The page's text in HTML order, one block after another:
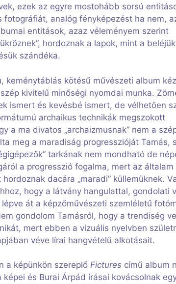
ezek az egyre mostohább sorsú
analóg fényképezést ha nem,
entitások, azaz véleményem szerint
hordoznak a lapok, mint a beléjük
szándéka.
keménytáblás kötésű művészeti album
kivitelű minőségi nyomdai munka.
ismert és kevésbé ismert, de vélhetően
archaikus technikák megszokott
a ma divatos „archaizmusnak” nem a
meg a maradiság progresszióját Tamás,
tarkának nem mondható de
a progresszió fogalma, mert az
dacára „maradi” küllemüknek.
hogy a látvány hangulattal, gondolati
át a képzőművészeti szemléletű
gondolom Tamásról, hogy a trendiség
mert ebben a vizuális nyelvben
véve lírai hangvételű alkotásait.
a képünkön szereplő Fictures című album
és Burai Árpád írásai kovácsolnak